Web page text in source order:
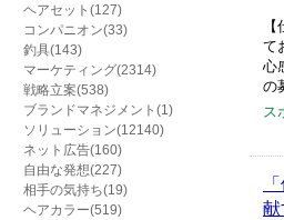
ヘアセット(127)
コンパニオン(33)
釣具(143)
マーケティング(2314)
戦略立案(538)
ブランドマネジメント(1)
ソリューション(12140)
ネット広告(160)
自由な発想(227)
相手の気持ち(19)
ヘアカラー(519)
て
心
の
ス
献